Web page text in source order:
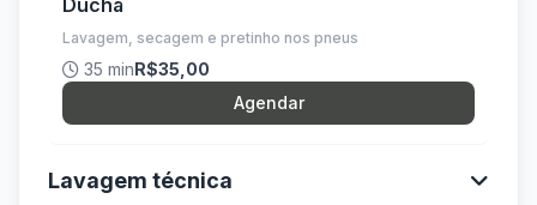
Ducha
Lavagem, secagem e pretinho nos pneus
35 minR$35,00
Agendar
Lavagem técnica